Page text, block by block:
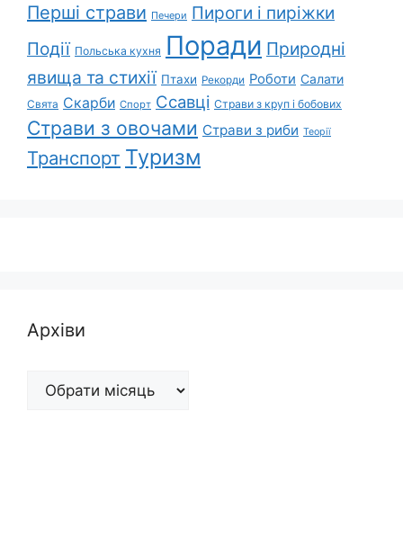
Перші страви Печери Пироги і пиріжки
Події Польська кухня Поради Природні
явища та стихії Птахи Рекорди Роботи Салати
Свята Скарби Спорт Ссавці Страви з круп і бобових
Страви з овочами Страви з риби Теорії
Транспорт Туризм
Архіви
Архіви